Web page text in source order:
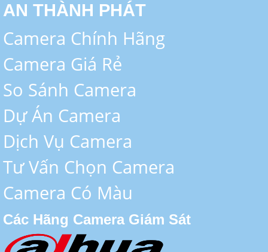
AN THÀNH PHÁT
Camera Chính Hãng
Camera Giá Rẻ
So Sánh Camera
Dự Án Camera
Dịch Vụ Camera
Tư Vấn Chọn Camera
Camera Có Màu
Các Hãng Camera Giám Sát